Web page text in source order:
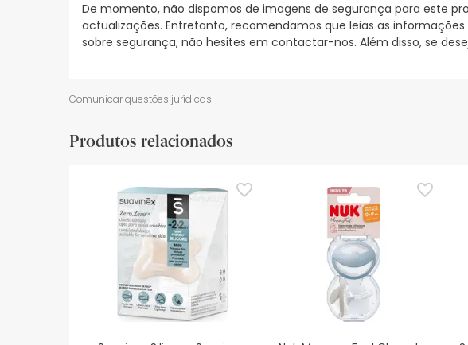
De momento, não dispomos de imagens de segurança para este
actualizações. Entretanto, recomendamos que leias as
sobre segurança, não hesites em contactar-nos. Além disso, se
Comunicar questões jurídicas
Produtos relacionados